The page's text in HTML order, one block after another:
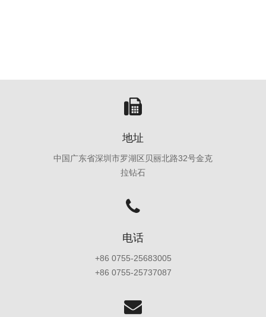
地址
中国广东省深圳市罗湖区贝丽北路32号金克
拉钻石
电话
+86 0755-25683005
+86 0755-25737087